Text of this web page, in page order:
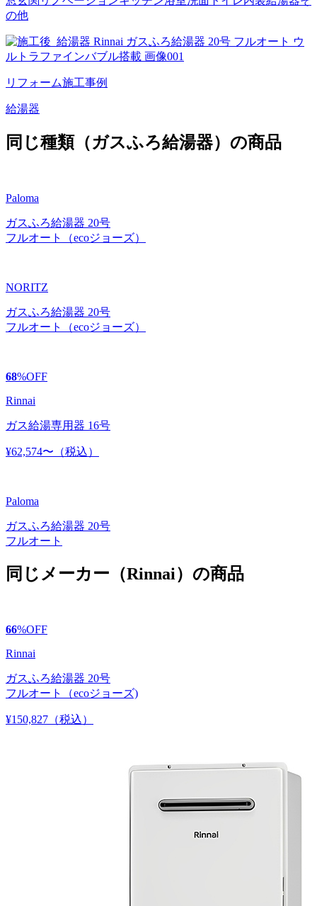
の他
リフォーム施工事例
給湯器
同じ種類（ガスふろ給湯器）の商品
Paloma
ガスふろ給湯器 20号
フルオート（ecoジョーズ）
NORITZ
ガスふろ給湯器 20号
フルオート（ecoジョーズ）
68%OFF
Rinnai
ガス給湯専用器 16号
¥62,574〜 （税込）
Paloma
ガスふろ給湯器 20号
フルオート
同じメーカー（Rinnai）の商品
66%OFF
Rinnai
ガスふろ給湯器 20号
フルオート（ecoジョーズ)
¥150,827 （税込）